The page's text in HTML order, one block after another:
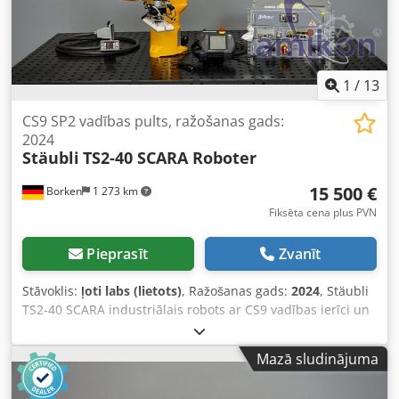
1 / 13
Borken 1 273 km
CS9 SP2 vadības pults, ražošanas gads:
2024
Stäubli TS2-40 SCARA Roboter
15 500 €
Fiksēta cena plus PVN
Pieprasīt Zvanīt
Stāvoklis: ļoti labs (lietots), Ražošanas gads: 2024, Stäubli
TS2-40 SCARA industriālais robots ar CS9 vadības ierīci un
SP2 vadības paneli Dcedpfx Aszlry Rshcsk Ražotājs: Stäubli
Modelis: TS2-40 Robota izgatavošanas gads: 02/2024
Vadības ierīces izgatavošanas gads: 02/2024 Iekārtas tips: 4
assu SCARA industriālais robots Vadības ierīce: Stäubli
Mazā sludinājuma